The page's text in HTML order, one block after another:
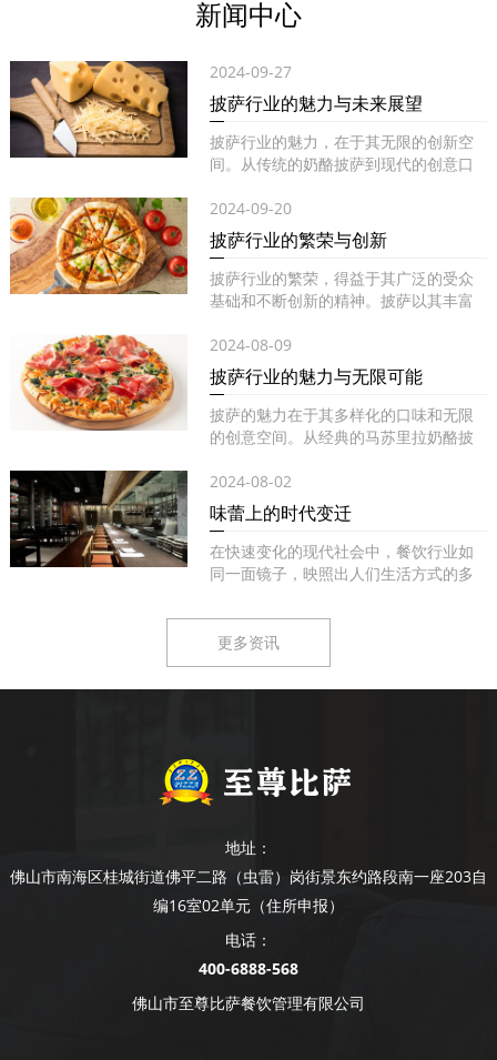
新闻中心
2024-09-27
披萨行业的魅力与未来展望
披萨行业的魅力，在于其无限的创新空
间。从传统的奶酪披萨到现代的创意口
2024-09-20
披萨行业的繁荣与创新
披萨行业的繁荣，得益于其广泛的受众
基础和不断创新的精神。披萨以其丰富
2024-08-09
披萨行业的魅力与无限可能
披萨的魅力在于其多样化的口味和无限
的创意空间。从经典的马苏里拉奶酪披
2024-08-02
味蕾上的时代变迁
在快速变化的现代社会中，餐饮行业如
同一面镜子，映照出人们生活方式的多
更多资讯
地址：
佛山市南海区桂城街道佛平二路（虫雷）岗街景东约路段南一座203自
编16室02单元（住所申报）
电话：
400-6888-568
佛山市至尊比萨餐饮管理有限公司